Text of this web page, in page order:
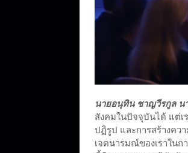
นายอนุทิน ชาญวีรกูล น
สังคมในปัจจุบันได้ แต่เ
ปฏิรูป และการสร้างคว
เจตนารมณ์ของเราใน